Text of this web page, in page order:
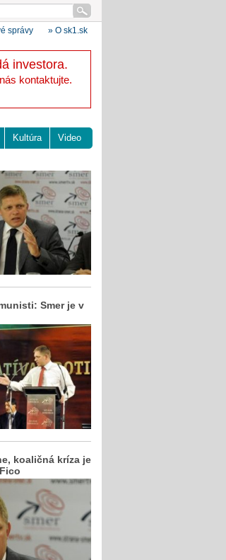
správy » O sk1.sk
investora.
kontaktujte.
Kultúra Video
Smer je v
koaličná kríza je